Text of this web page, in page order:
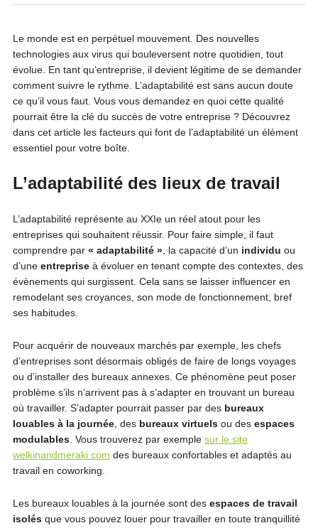
Le monde est en perpétuel mouvement. Des nouvelles
technologies aux virus qui bouleversent notre quotidien, tout
évolue. En tant qu’entreprise, il devient légitime de se demander
comment suivre le rythme. L’adaptabilité est sans aucun doute
ce qu’il vous faut. Vous vous demandez en quoi cette qualité
pourrait être la clé du succès de votre entreprise ? Découvrez
dans cet article les facteurs qui font de l’adaptabilité un élément
essentiel pour votre boîte.
L’adaptabilité des lieux de travail
L’adaptabilité représente au XXIe un réel atout pour les
entreprises qui souhaitent réussir. Pour faire simple, il faut
comprendre par « adaptabilité », la capacité d’un individu ou
d’une entrepriseà évoluer en tenant compte des contextes, des
évènements qui surgissent. Cela sans se laisser influencer en
remodelant ses croyances, son mode de fonctionnement, bref
ses habitudes.
Pour acquérir de nouveaux marchés par exemple, les chefs
d’entreprises sont désormais obligés de faire de longs voyages
ou d’installer des bureaux annexes. Ce phénomène peut poser
problème s’ils n’arrivent pas à s’adapter en trouvant un bureau
où travailler. S’adapter pourrait passer par des bureaux
louables à la journée, des bureaux virtuelsou des espaces
modulables. Vous trouverez par exemple sur le site
welkinandmeraki.com des bureaux confortables et adaptés au
travail en coworking.
Les bureaux louables à la journée sont des espaces de travail
isolésque vous pouvez louer pour travailler en toute tranquillité